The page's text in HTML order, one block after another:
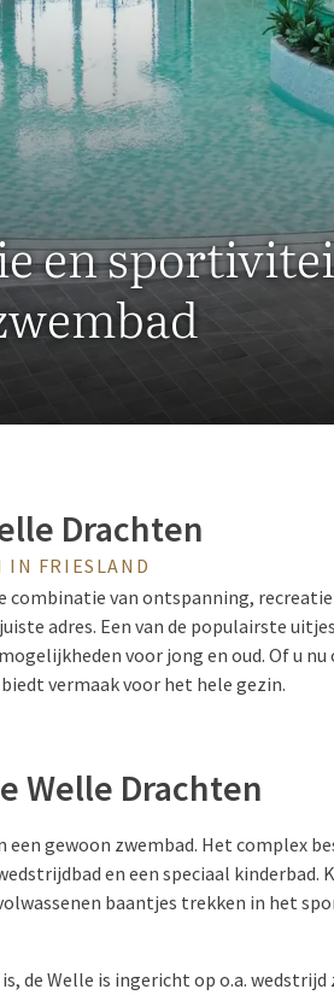
en
Drachten
IN FRIESLAND
combinatie van ontspanning,
adres. Een van de populairste
voor jong en oud. Of u
vermaak voor het hele gezin.
Welle Drachten
een gewoon zwembad. Het complex
en een speciaal kinderbad.
baantjes trekken in het
de Welle is ingericht op o.a.